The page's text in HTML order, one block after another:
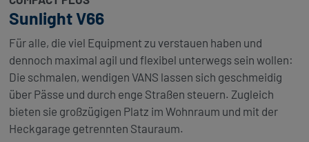
Sunlight V66
Für alle, die viel Equipment zu verstauen haben und
dennoch maximal agil und flexibel unterwegs sein wollen:
Die schmalen, wendigen VANS lassen sich geschmeidig
über Pässe und durch enge Straßen steuern. Zugleich
bieten sie großzügigen Platz im Wohnraum und mit der
Heckgarage getrennten Stauraum.